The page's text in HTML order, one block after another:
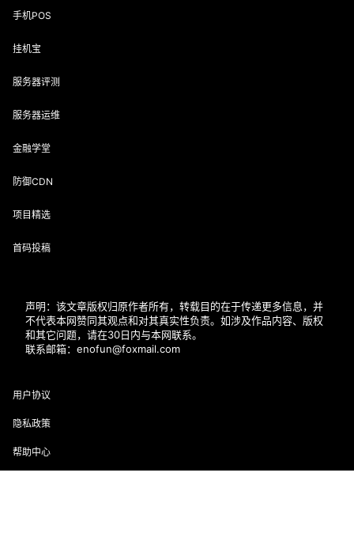
手机POS
挂机宝
服务器评测
服务器运维
金融学堂
防御CDN
项目精选
首码投稿
声明：该文章版权归原作者所有，转载目的在于传递更多信息，并
不代表本网赞同其观点和对其真实性负责。如涉及作品内容、版权
和其它问题，请在30日内与本网联系。
联系邮箱：enofun@foxmail.com
用户协议
隐私政策
帮助中心